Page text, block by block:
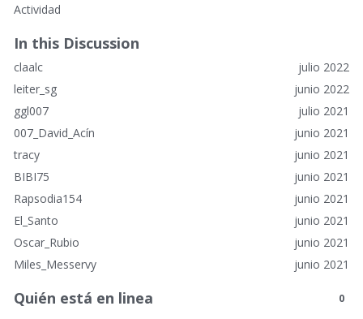
a
c
e
s
r
á
p
d
o
s
Actividad
In this Discussion
julio 2022
claalc
junio 2022
leiter_sg
julio 2021
ggl007
junio 2021
007_David_Acín
junio 2021
tracy
junio 2021
BIBI75
junio 2021
Rapsodia154
junio 2021
El_Santo
junio 2021
Oscar_Rubio
junio 2021
Miles_Messervy
Quién está en linea 0